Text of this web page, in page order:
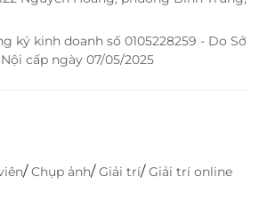
nóng đặc sắc từ Á sang Âu
ký kinh doanh số 0105228259 - Do Sở
cấp ngày 07/05/2025
/Chụp ảnh/Giải trí/Giải trí online